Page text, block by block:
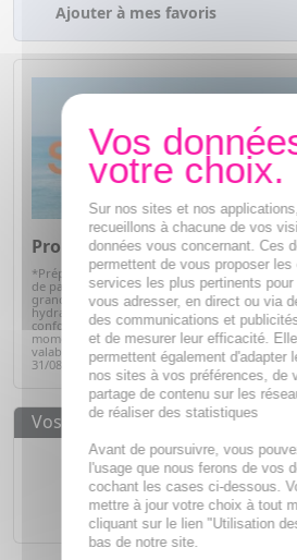
Ajouter à mes favoris
Promos Solaires
*Préparez votre peau pour l'été avec notre
de parapharmacie. Profitez d'offres
grandes marques : protections solaires pour
hydratants et soins adaptés à chaque type de
confort et sécurité tout en bénéficiant de prix
moment idéal pour faire le plein de vos
valable sur articles signalés, dans la limite
31/08/2026.Voir la sélection
Vos avantages
Des prixIMBATTABLES
Paiement en ligne
Paiement en4 fois sans
Sur nos sites et nos
recueillons à chacune de vos
données vous concernant. Ces
permettent de vous proposer les
services les plus pertinents
vous adresser, en direct ou via
des communications et
et de mesurer leur efficacité.
permettent également d'adapter
nos sites à vos préférences, de
partage de contenu sur les
de réaliser des statistiques
Avant de poursuivre, vous
l'usage que nous ferons de vos
cochant les cases ci-dessous.
mettre à jour votre choix à tout
cliquant sur le lien "Utilisation
bas de notre site.